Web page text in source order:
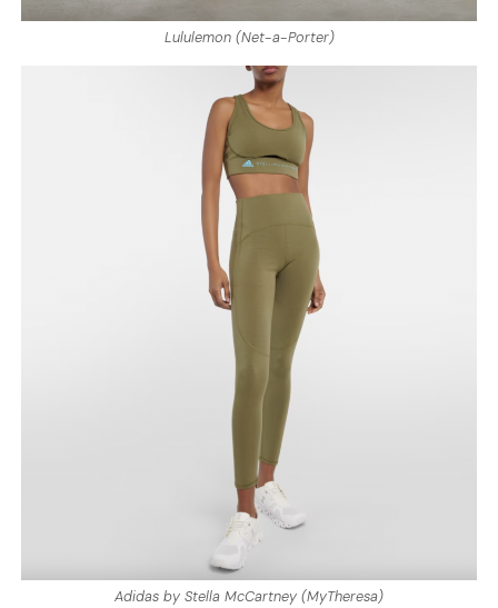
Lululemon (Net-a-Porter)
Adidas by Stella McCartney (MyTheresa)